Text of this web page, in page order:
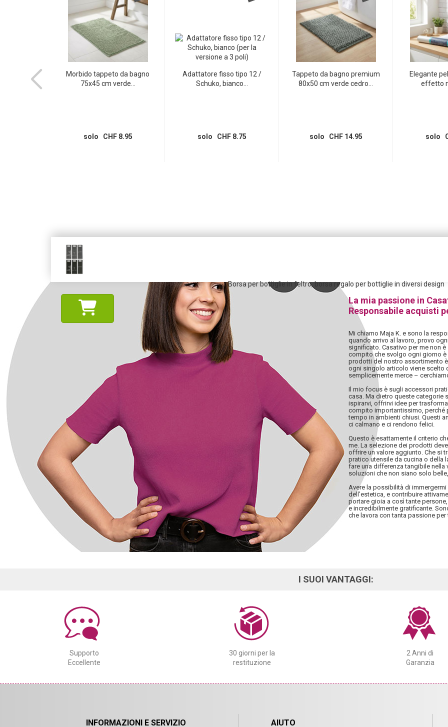
a 3 poli tipo
Morbido tappeto da bagno
75x45 cm verde...
solo CHF 8.95
Adattatore fisso tipo 12 /
Schuko, bianco...
solo CHF 8.75
Tappeto da bagno premium
80x50 cm verde cedro...
solo CHF 14.95
Elegante
effetto
solo
Borsa per bottiglie in feltro, borsa regalo per bottiglie in diversi design
La mia passione in
Responsabile acquisti
Mi chiamo Maja K. e sono la
quando arrivo al lavoro, provo
significato. Casativo per me non
compito che svolgo ogni giorno
prodotti del nostro assortimento
ogni singolo articolo viene scelto
semplicemente merce –
Il mio focus è sugli accessori
casa. Ma dietro queste categorie
ispirarvi, offrirvi idee per
compito importantissimo, perché
tempo in ambienti chiusi. Questi
ci calmano e ci rendono felici.
Questo è esattamente il criterio
me. La selezione dei prodotti
offrire un valore aggiunto. Che si
pratico utensile da cucina o della
fare una differenza tangibile nella
soluzioni che non siano solo
Avere la possibilità di
dell’estetica, e contribuire
portare gioia a così tante
e incredibilmente gratificante.
che lavora con tanta passione
I SUOI VANTAGGI:
Supporto
Eccellente
30 giorni per la
restituzione
2 Anni di
Garanzia
INFORMAZIONI E SERVIZIO AIUTO